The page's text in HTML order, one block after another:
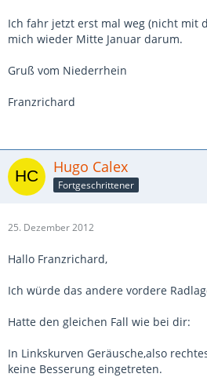
Ich fahr jetzt erst mal weg (nicht mit
mich wieder Mitte Januar darum.
Gruß vom Niederrhein
Franzrichard
Hugo Calex
Fortgeschrittener
25. Dezember 2012
Hallo Franzrichard,
Ich würde das andere vordere
Hatte den gleichen Fall wie bei dir:
In Linkskurven Geräusche,also
keine Besserung eingetreten.